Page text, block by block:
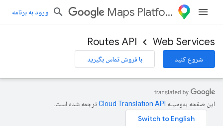
Maps Platform ورود به برنامه
Web Services
Routes API
شروع کنید با فروش تماس بگیرید
این صفحه به‌وسیله ترجمه شده است.